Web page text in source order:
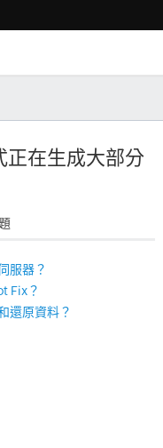
正在生成大部分
服器？
Fix？
還原資料？